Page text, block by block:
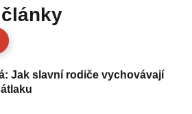
články
Jak slavní rodiče vychovávají